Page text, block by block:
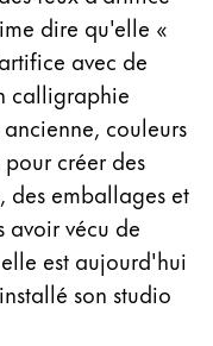
dire qu'elle «
avec de
calligraphie
couleurs
créer des
des emballages et
avoir vécu de
est aujourd'hui
son studio